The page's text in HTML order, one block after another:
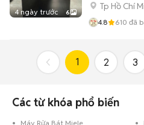
4 ngày trước 6
Tp Hồ Chí
4.8 610 đã
1 2 3
Các từ khóa phổ biến
Máy Rửa Bát Miele